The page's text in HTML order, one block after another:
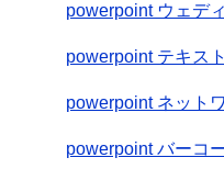
powerpoint ウェデ
powerpoint テキス
powerpoint ネット
powerpoint バーコ